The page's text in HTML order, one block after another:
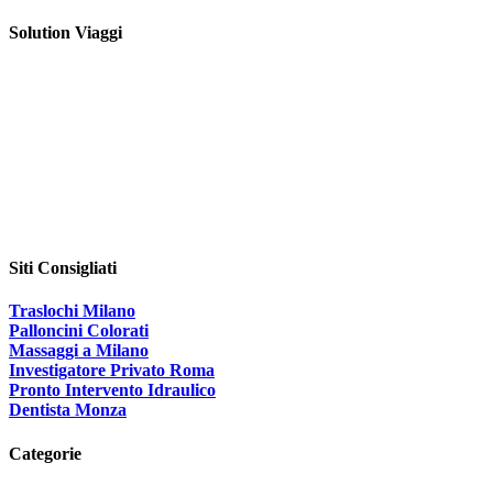
Solution Viaggi
Siti Consigliati
Traslochi Milano
Palloncini Colorati
Massaggi a Milano
Investigatore Privato Roma
Pronto Intervento Idraulico
Dentista Monza
Categorie